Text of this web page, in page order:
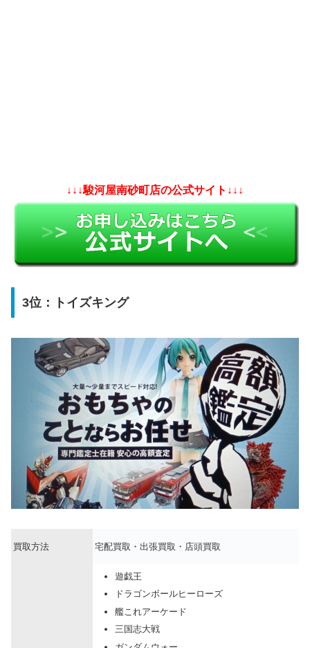
↓↓↓駿河屋南砂町店の公式サイト↓↓↓
3位：トイズキング
買取方法 宅配買取・出張買取・店頭買取
遊戯王
ドラゴンボールヒーローズ
艦これアーケード
三国志大戦